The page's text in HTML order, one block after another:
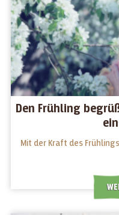
Den Frühling
Mit der Kraft des